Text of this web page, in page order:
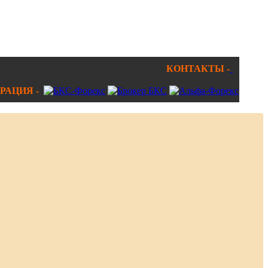
КОНТАКТЫ -
-